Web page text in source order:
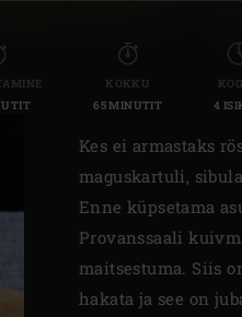
KOKKU
65 MINUTIT
4
Kes ei armastaks
maguskartuli,
Enne küpsetama
Provanssaali
maitsestuma. Siis
hakata ja see on